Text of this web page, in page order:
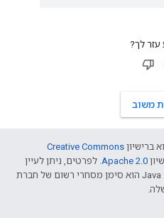
עזר לך?
משוב
ברישיון Creative Commons
Apache 2.0. לפרטים, ניתן לעיין
.‏ Java הוא סימן מסחרי רשום של חברת